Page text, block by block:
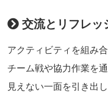
交流とリフレッ
アクティビティを組み
チーム戦や協力作業を
見えない一面を引き出